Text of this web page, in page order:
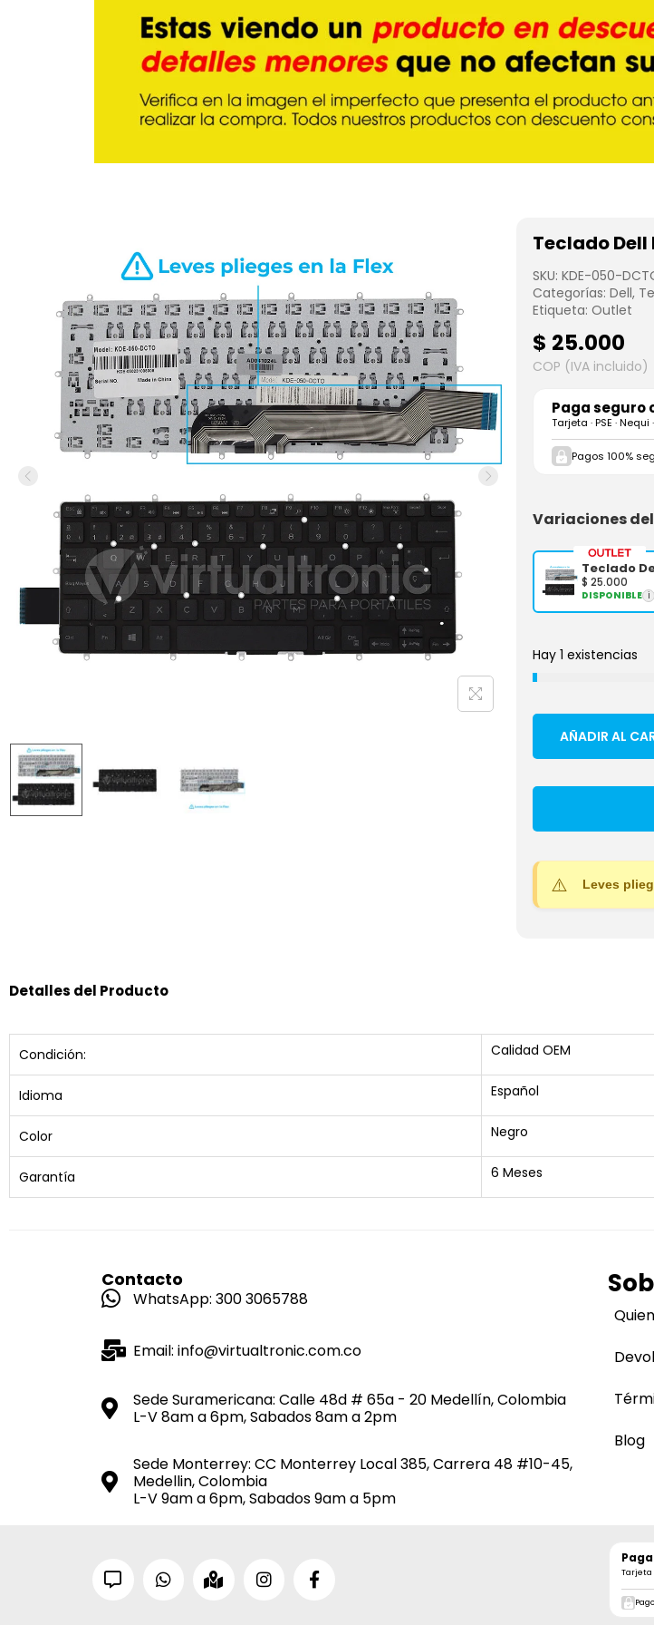
Teclado Dell
SKU: KDE-050-
Categorías: Dell,
Etiqueta: Outlet
$ 25.000
COP (IVA incluido)
Paga seguro
Tarjeta · PSE ·
Pagos 100%
Variaciones
$ 25.000
DISPONIBLE i
Hay 1 existencias
AÑADIR AL
Leves
Detalles del Producto
Condición: Calidad OEM
Idioma Español
Color Negro
Garantía 6 Meses
Contacto
WhatsApp: 300 3065788
Email: info@virtualtronic.com.co
Sede Suramericana: Calle 48d # 65a - 20 Medellín, Colombia
L-V 8am a 6pm, Sabados 8am a 2pm
Sede Monterrey: CC Monterrey Local 385, Carrera 48 #10-45,
Medellin, Colombia
L-V 9am a 6pm, Sabados 9am a 5pm
Blog
Tarjeta